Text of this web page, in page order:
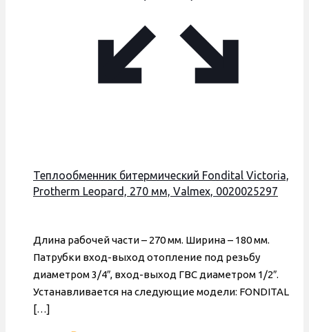
Теплообменник битермический Fondital Victoria,
Protherm Leopard, 270 мм, Valmex, 0020025297
Длина рабочей части – 270 мм. Ширина – 180 мм.
Патрубки вход-выход отопление под резьбу
диаметром 3/4″, вход-выход ГВС диаметром 1/2″.
Устанавливается на следующие модели: FONDITAL
[…]